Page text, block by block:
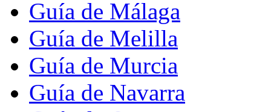
Guía de Málaga
Guía de Melilla
Guía de Murcia
Guía de Navarra